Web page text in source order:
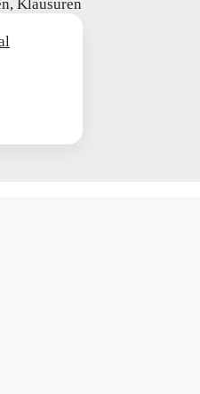
Klausuren